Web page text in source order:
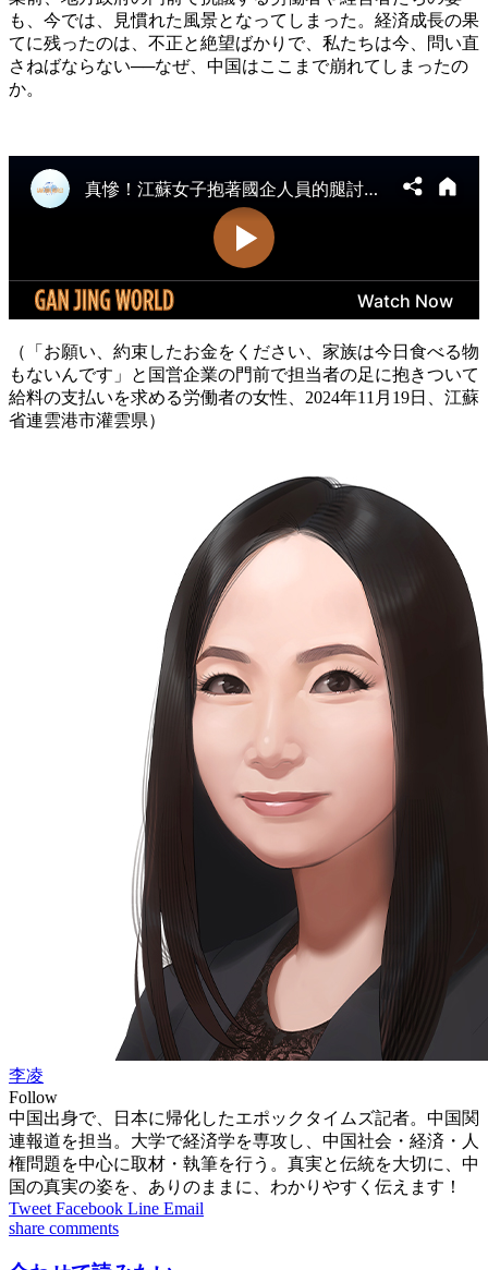
も、今では、見慣れた風景となってしまった。経済成長の果
てに残ったのは、不正と絶望ばかりで、私たちは今、問い直
さねばならない──なぜ、中国はここまで崩れてしまったの
か。
（「お願い、約束したお金をください、家族は今日食べる物
もないんです」と国営企業の門前で担当者の足に抱きついて
給料の支払いを求める労働者の女性、2024年11月19日、江蘇
省連雲港市灌雲県）
李凌
Follow
中国出身で、日本に帰化したエポックタイムズ記者。中国関
連報道を担当。大学で経済学を専攻し、中国社会・経済・人
権問題を中心に取材・執筆を行う。真実と伝統を大切に、中
国の真実の姿を、ありのままに、わかりやすく伝えます！
Tweet Facebook Line Email
share comments